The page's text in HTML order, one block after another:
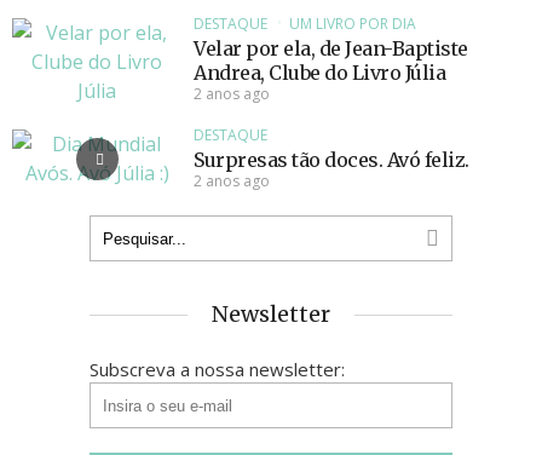
DESTAQUE UM LIVRO POR DIA
Velar por ela, de Jean-Baptiste
Andrea, Clube do Livro Júlia
2 anos ago
DESTAQUE
Surpresas tão doces. Avó feliz.
2 anos ago
Newsletter
Subscreva a nossa newsletter: